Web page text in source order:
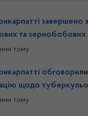
завершено
та зернобобових
тому
щодо
тому